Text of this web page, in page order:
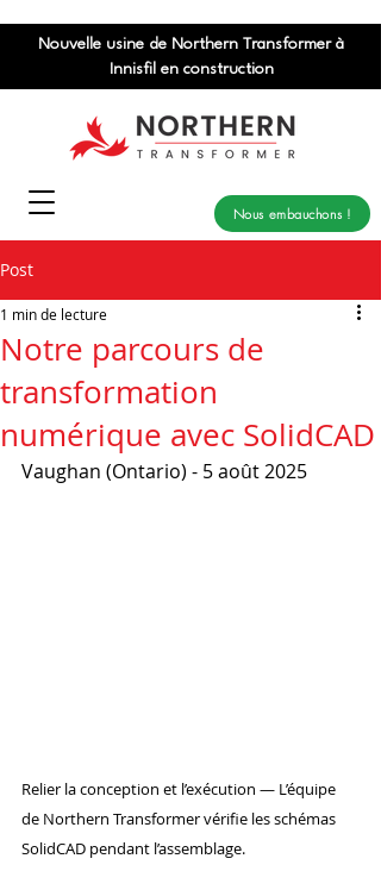
Nous embauchons !
Nouvelle usine de Northern Transformer à
Innisfil en construction
Post
Notre parcours de
transformation
numérique avec SolidCAD
1 min de lecture
Vaughan (Ontario) - 5 août 2025
Relier la conception et l’exécution — L’équipe
de Northern Transformer vérifie les schémas
SolidCAD pendant l’assemblage.